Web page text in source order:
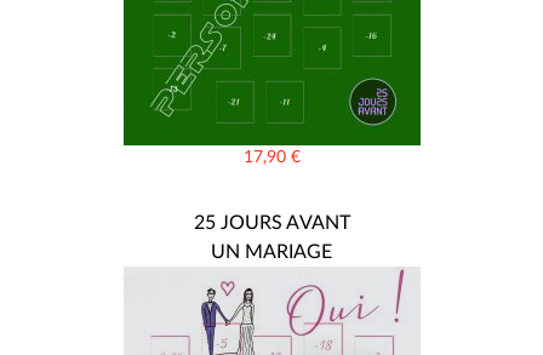
17,90 €
25 JOURS AVANT
UN MARIAGE